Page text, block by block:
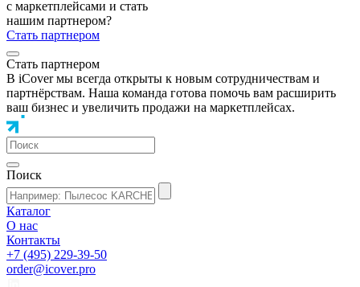
с маркетплейсами и стать
нашим партнером?
Стать партнером
Стать партнером
В iCover мы всегда открыты к новым сотрудничествам и
партнёрствам. Наша команда готова помочь вам расширить
ваш бизнес и увеличить продажи на маркетплейсах.
Поиск
Каталог
О нас
Контакты
+7 (495) 229-39-50
order@icover.pro